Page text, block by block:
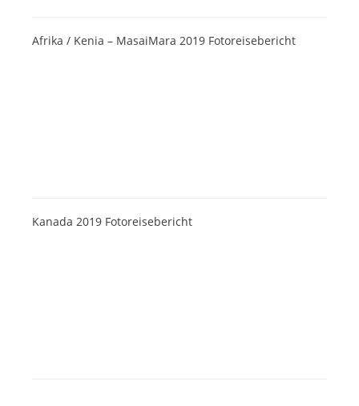
Afrika / Kenia – MasaiMara 2019 Fotoreisebericht
Kanada 2019 Fotoreisebericht